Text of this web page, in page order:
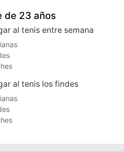
de 23 años
al tenis entre semana
al tenis los findes